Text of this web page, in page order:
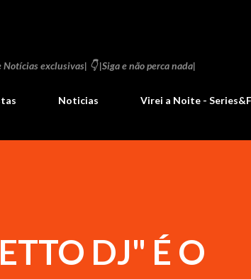
exclusivas| 👇 |Siga e não perca nada|
Noticias Virei a Noite -
DJ" É O